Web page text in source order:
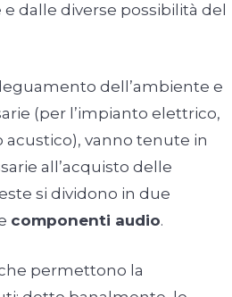
dalle diverse possibilità del
dell’ambiente e
(per l’impianto elettrico,
acustico), vanno tenute in
all’acquisto delle
si dividono in due
componenti audio.
permettono la